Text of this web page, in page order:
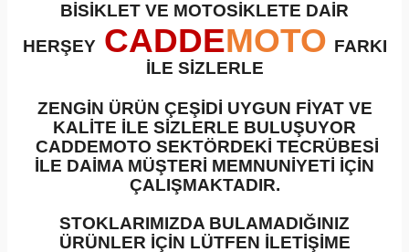
BİSİKLET VE MOTOSİKLETE DAİR
HERŞEY CADDEMOTO FARKI
İLE SİZLERLE
ZENGİN ÜRÜN ÇEŞİDİ UYGUN FİYAT VE
KALİTE İLE SİZLERLE BULUŞUYOR
CADDEMOTO SEKTÖRDEKİ TECRÜBESİ
İLE DAİMA MÜŞTERİ MEMNUNİYETİ İÇİN
ÇALIŞMAKTADIR.
STOKLARIMIZDA BULAMADIĞINIZ
ÜRÜNLER İÇİN LÜTFEN İLETİŞİME